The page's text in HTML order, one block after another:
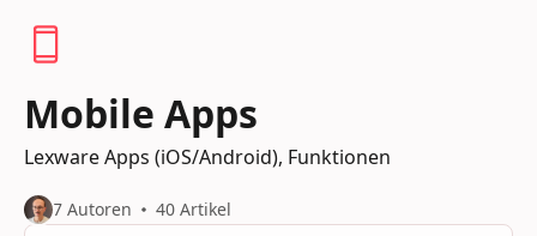
Mobile Apps
Lexware Apps (iOS/Android), Funktionen
7 Autoren 40 Artikel